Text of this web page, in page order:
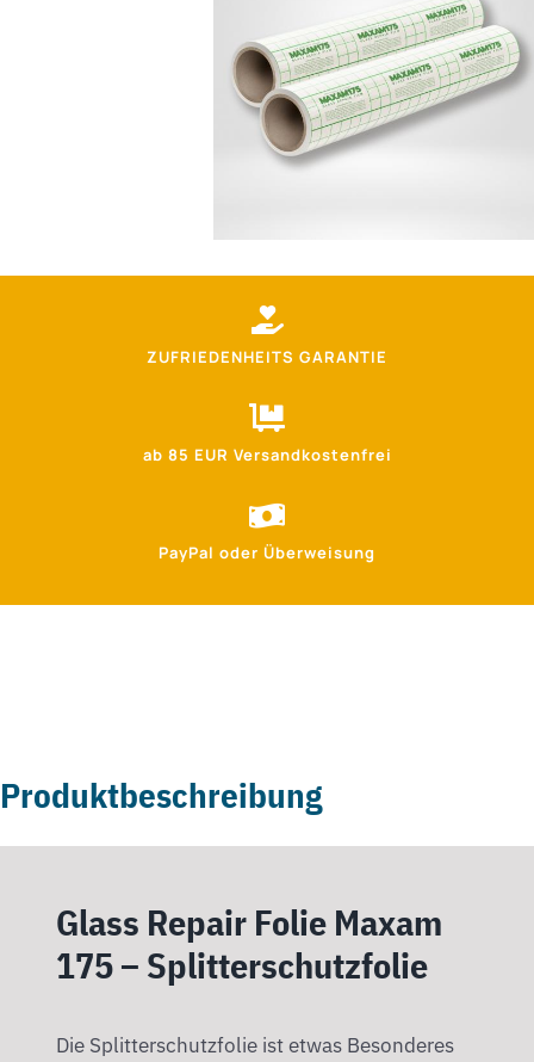
Splitterschutzfolie
ZUFRIEDENHEITS GARANTIE
ab 85 EUR Versandkostenfrei
PayPal oder Überweisung
Produktbeschreibung
Glass Repair Folie Maxam
175 – Splitterschutzfolie
Die Splitterschutzfolie ist etwas Besonderes